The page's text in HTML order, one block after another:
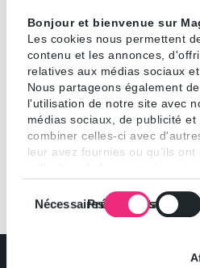
Bonjour et bienvenue sur
Les cookies nous permettent
contenu et les annonces,
relatives aux médias sociaux
Nous partageons également
l'utilisation de notre site avec
médias sociaux, de publicité
combiner celles-ci avec
leur avez fournies ou qu'ils
NécessairesPréférences
finance, corporate),
industriels) et d’autres
récentSEH Legal(droit
difficultés). »